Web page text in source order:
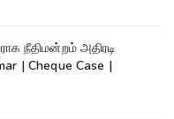
நீதிமன்றம் அதிரடி
| Cheque Case |